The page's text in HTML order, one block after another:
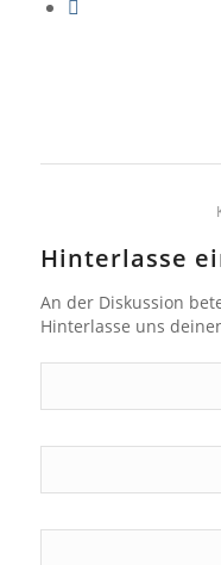
Hinterlasse
An der Diskussion
Hinterlasse uns